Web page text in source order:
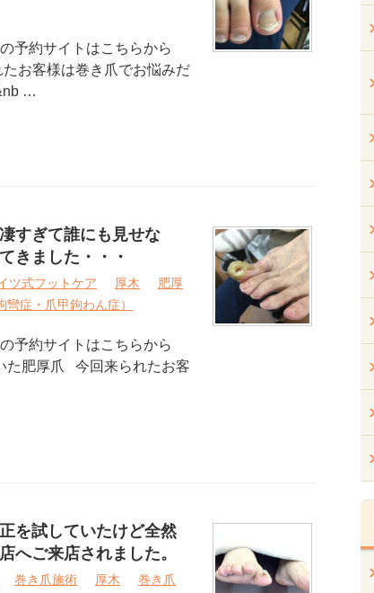
予約サイトはこちらから
お客様は巻き爪でお悩みだ
…
すぎて誰にも見せな
きました・・・
ツ式フットケア 厚木
肥厚
彎症・爪甲鉤わん症）
予約サイトはこちらから
た肥厚爪 今回来られたお客
を試していたけど全然
へご来店されました。
巻き爪施術 厚木
巻き爪